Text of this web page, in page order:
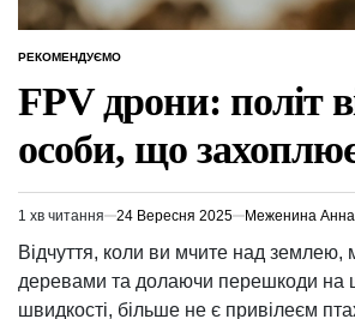
ОПУБЛІКУВАТИ
РЕКОМЕНДУЄМО
FPV дрони: політ
особи, що
Орієнтовний
час
читання
1 хв читання 24 Вересня 2025 Меженина Анна
Відчуття, коли ви мчите над
деревами та долаючи перешкоди на
швидкості, більше не є привілеєм